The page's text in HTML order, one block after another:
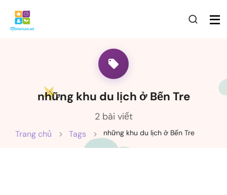
những khu du lịch ở Bến Tre
2 bài viết
Trang chủ Tags những khu du lịch ở Bến Tre